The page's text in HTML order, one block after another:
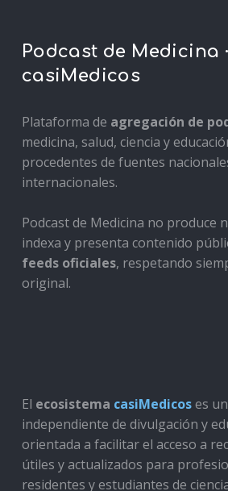
Podcast de Medicina
casiMedicos
Plataforma de agregación de
medicina, salud, ciencia y
procedentes de fuentes
internacionales.
Podcast de Medicina no produce
indexa y presenta contenido
feeds oficiales, respetando
original.
El ecosistema casiMedicoses
independiente de divulgación y
orientada a facilitar el acceso a
útiles y actualizados para
residentes y estudiantes de